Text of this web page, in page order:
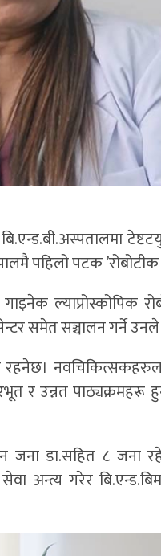
पहिलो पटक
ल्याप्रोस्कोपिक
समेत सञ्चालन गर्ने उनले
र उन्नत पाठ्यक्रमहरू
जना डा.सहित ८ जना
अन्त्य गरेर